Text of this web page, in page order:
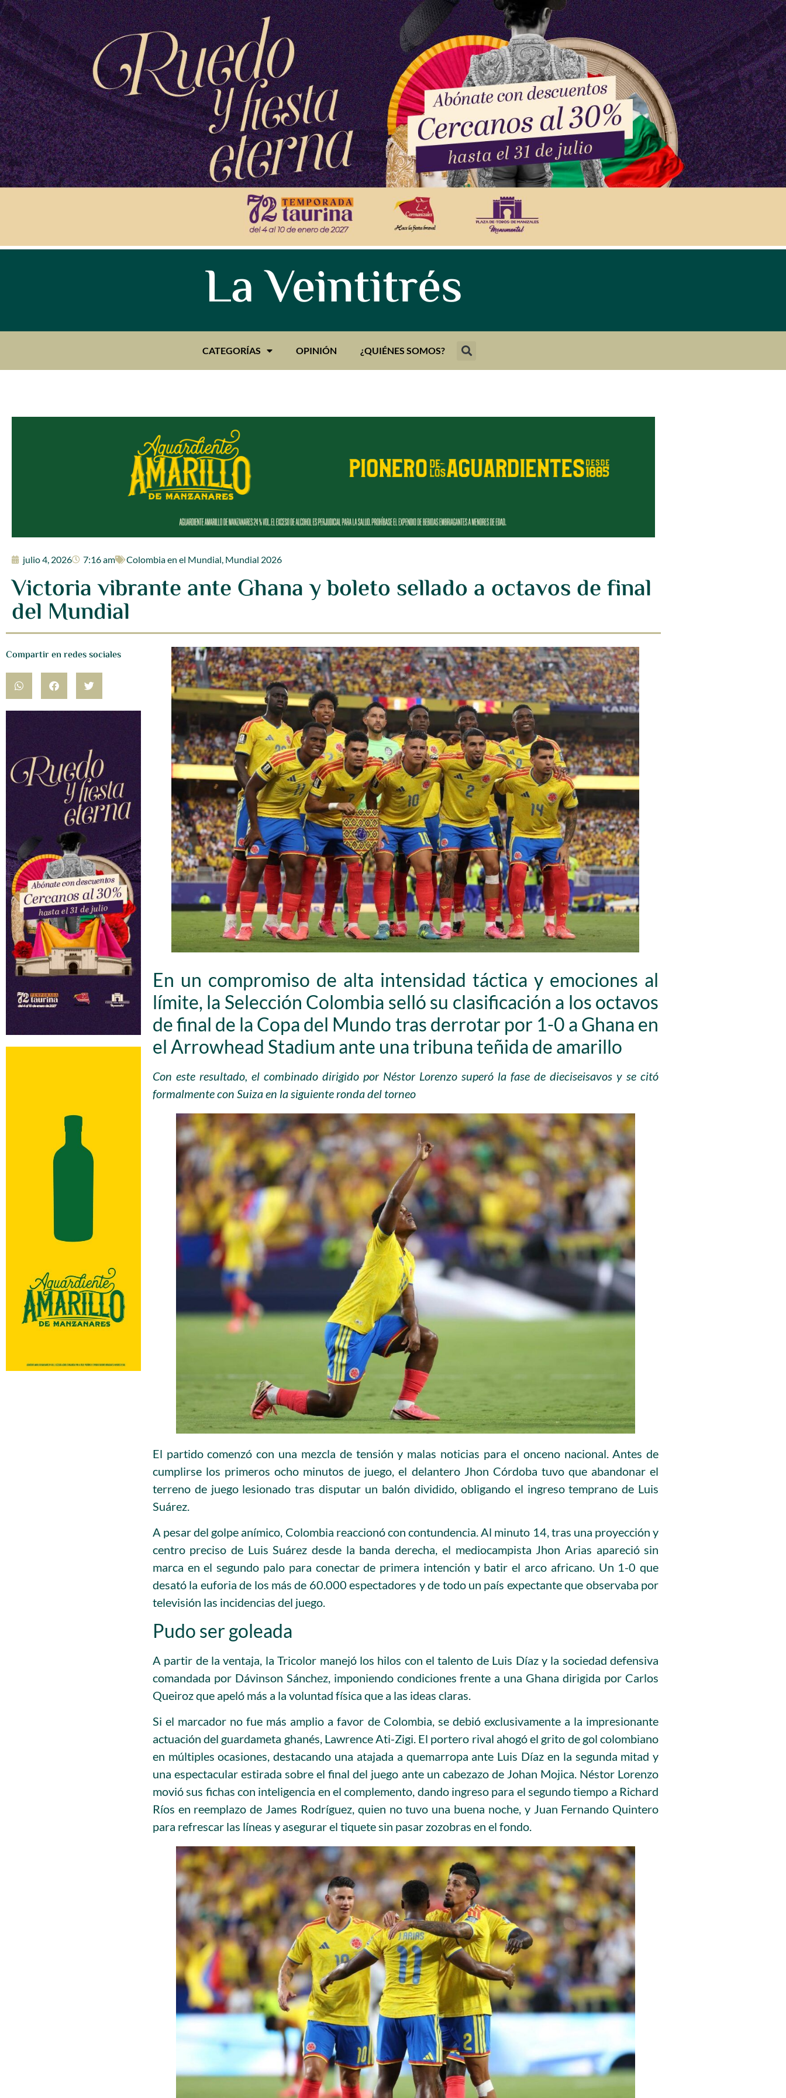
La Veintitrés
CATEGORÍAS OPINIÓN ¿QUIÉNES SOMOS?
julio 4, 2026 7:16 am Colombia en el Mundial, Mundial 2026
Victoria vibrante ante Ghana y boleto sellado a octavos de final
del Mundial
Compartir en redes sociales
En un compromiso de alta intensidad táctica y emociones al
límite, la Selección Colombia selló su clasificación a los octavos
de final de la Copa del Mundo tras derrotar por 1-0 a Ghana en
el Arrowhead Stadium ante una tribuna teñida de amarillo
Con este resultado, el combinado dirigido por Néstor Lorenzo superó la fase de dieciseisavos y se citó
formalmente con Suiza en la siguiente ronda del torneo
El partido comenzó con una mezcla de tensión y malas noticias para el onceno nacional.Antes de
cumplirse los primeros ocho minutos de juego, el delantero Jhon Córdoba tuvo que abandonar el
terreno de juego lesionado tras disputar un balón dividido, obligando el ingreso temprano de Luis
Suárez.
A pesar del golpe anímico, Colombia reaccionó con contundencia. Al minuto 14, tras una proyección y
centro preciso de Luis Suárez desde la banda derecha, el mediocampista Jhon Arias apareció sin
marca en el segundo palo para conectar de primera intención y batir el arco africano. Un 1-0 que
desató la euforia de los más de 60.000 espectadores y de todo un país expectante que observaba por
televisión las incidencias del juego.
Pudo ser goleada
A partir de la ventaja, la Tricolor manejó los hilos con el talento de Luis Díaz y la sociedad defensiva
comandada por Dávinson Sánchez, imponiendo condiciones frente a una Ghana dirigida por Carlos
Queiroz que apeló más a la voluntad física que a las ideas claras.
Si el marcador no fue más amplio a favor de Colombia, se debió exclusivamente a la impresionante
actuación del guardameta ghanés, Lawrence Ati-Zigi. El portero rival ahogó el grito de gol colombiano
en múltiples ocasiones, destacando una atajada a quemarropa ante Luis Díaz en la segunda mitad y
una espectacular estirada sobre el final del juego ante un cabezazo de Johan Mojica. Néstor Lorenzo
movió sus fichas con inteligencia en el complemento, dando ingreso para el segundo tiempo a Richard
Ríos en reemplazo de James Rodríguez, quien no tuvo una buena noche, y Juan Fernando Quintero
para refrescar las líneas y asegurar el tiquete sin pasar zozobras en el fondo.